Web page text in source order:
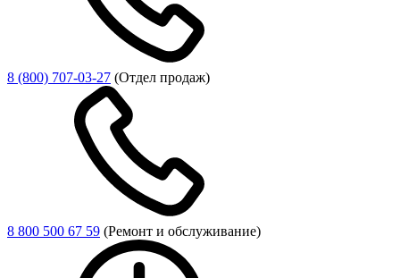
8 (800) 707-03-27 (Отдел продаж)
8 800 500 67 59 (Ремонт и обслуживание)